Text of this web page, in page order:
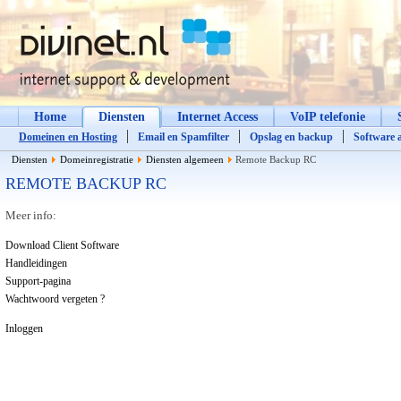
Home Diensten Internet Access VoIP telefonie
Domeinen en Hosting Email en Spamfilter Opslag en backup Software
Diensten Domeinregistratie Diensten algemeen Remote Backup RC
REMOTE BACKUP RC
Meer info:
Download Client Software
Handleidingen
Support-pagina
Wachtwoord vergeten ?
Inloggen